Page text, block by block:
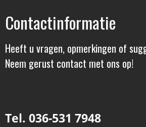
Contactinformatie
Heeft u vragen, opmerkingen of
Neem gerust contact met ons op!
Tel. 036-531 7948